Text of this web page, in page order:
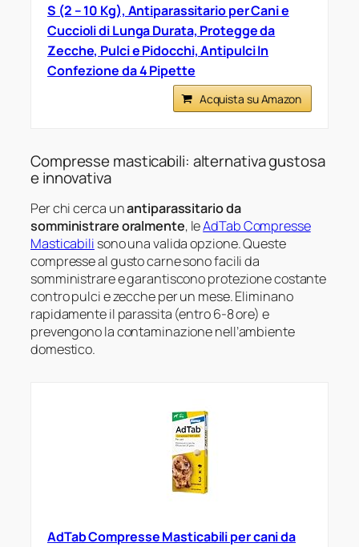
S (2 – 10 Kg), Antiparassitario per Cani e
Cuccioli di Lunga Durata, Protegge da
Zecche, Pulci e Pidocchi, Antipulci In
Confezione da 4 Pipette
Acquista su Amazon
Compresse masticabili: alternativa gustosa
e innovativa
Per chi cerca unantiparassitario da
somministrare oralmente, leAdTab Compresse
Masticabili sono una valida opzione. Queste
compresse al gusto carne sono facili da
somministrare e garantiscono protezione costante
contro pulci e zecche per un mese. Eliminano
rapidamente il parassita (entro 6-8 ore) e
prevengono la contaminazione nell’ambiente
domestico.
AdTab Compresse Masticabili per cani da